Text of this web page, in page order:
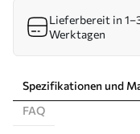
Lieferbereit in
Werktagen
Spezifikationen und
FAQ